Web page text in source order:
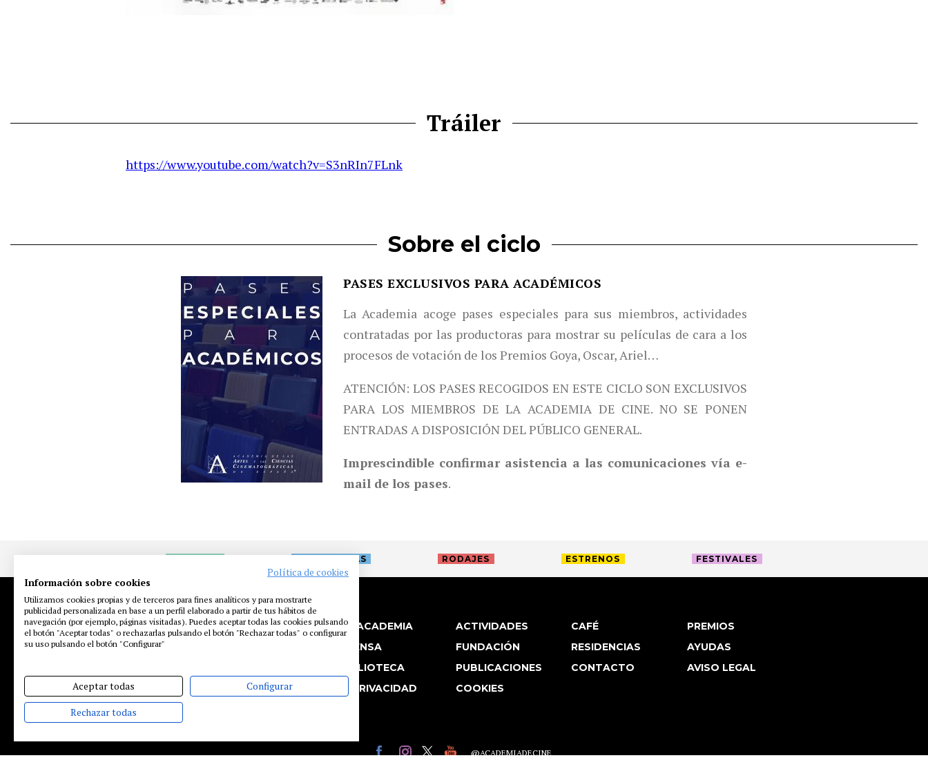
Tráiler
https://www.youtube.com/watch?v=S3nRIn7FLnk
Sobre el ciclo
PASES EXCLUSIVOS PARA ACADÉMICOS
La Academia acoge pases especiales para sus miembros, actividades
contratadas por las productoras para mostrar su películas de cara a los
procesos de votación de los Premios Goya, Oscar, Ariel…
ATENCIÓN: LOS PASES RECOGIDOS EN ESTE CICLO SON EXCLUSIVOS
PARA LOS MIEMBROS DE LA ACADEMIA DE CINE. NO SE PONEN
ENTRADAS A DISPOSICIÓN DEL PÚBLICO GENERAL.
Imprescindible confirmar asistencia a las comunicaciones vía e-
mail de los pases.
NOTICIAS ENTREVISTAS RODAJES ESTRENOS FESTIVALES
LA ACADEMIA ACTIVIDADES CAFÉ
PREMIOS
PRENSA
FUNDACIÓN RESIDENCIAS
AYUDAS
BIBLIOTECA
PUBLICACIONES CONTACTO
AVISO LEGAL
P. PRIVACIDAD
COOKIES
@ACADEMIADECINE
Política de cookies
Información sobre cookies
Utilizamos cookies propias y de terceros para fines analíticos y para mostrarte
publicidad personalizada en base a un perfil elaborado a partir de tus hábitos de
navegación (por ejemplo, páginas visitadas). Puedes aceptar todas las cookies pulsando
el botón "Aceptar todas" o rechazarlas pulsando el botón "Rechazar todas" o configurar
su uso pulsando el botón "Configurar"
Aceptar todas Configurar
Rechazar todas